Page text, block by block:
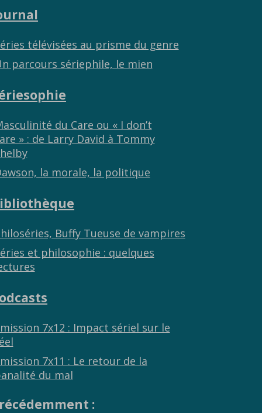
télévisées au prisme du genre
parcours sériephile, le mien
du Care ou « I don’t
» : de Larry David à Tommy
la morale, la politique
Buffy Tueuse de vampires
et philosophie : quelques
7x12 : Impact sériel sur le
7x11 : Le retour de la
du mal
: